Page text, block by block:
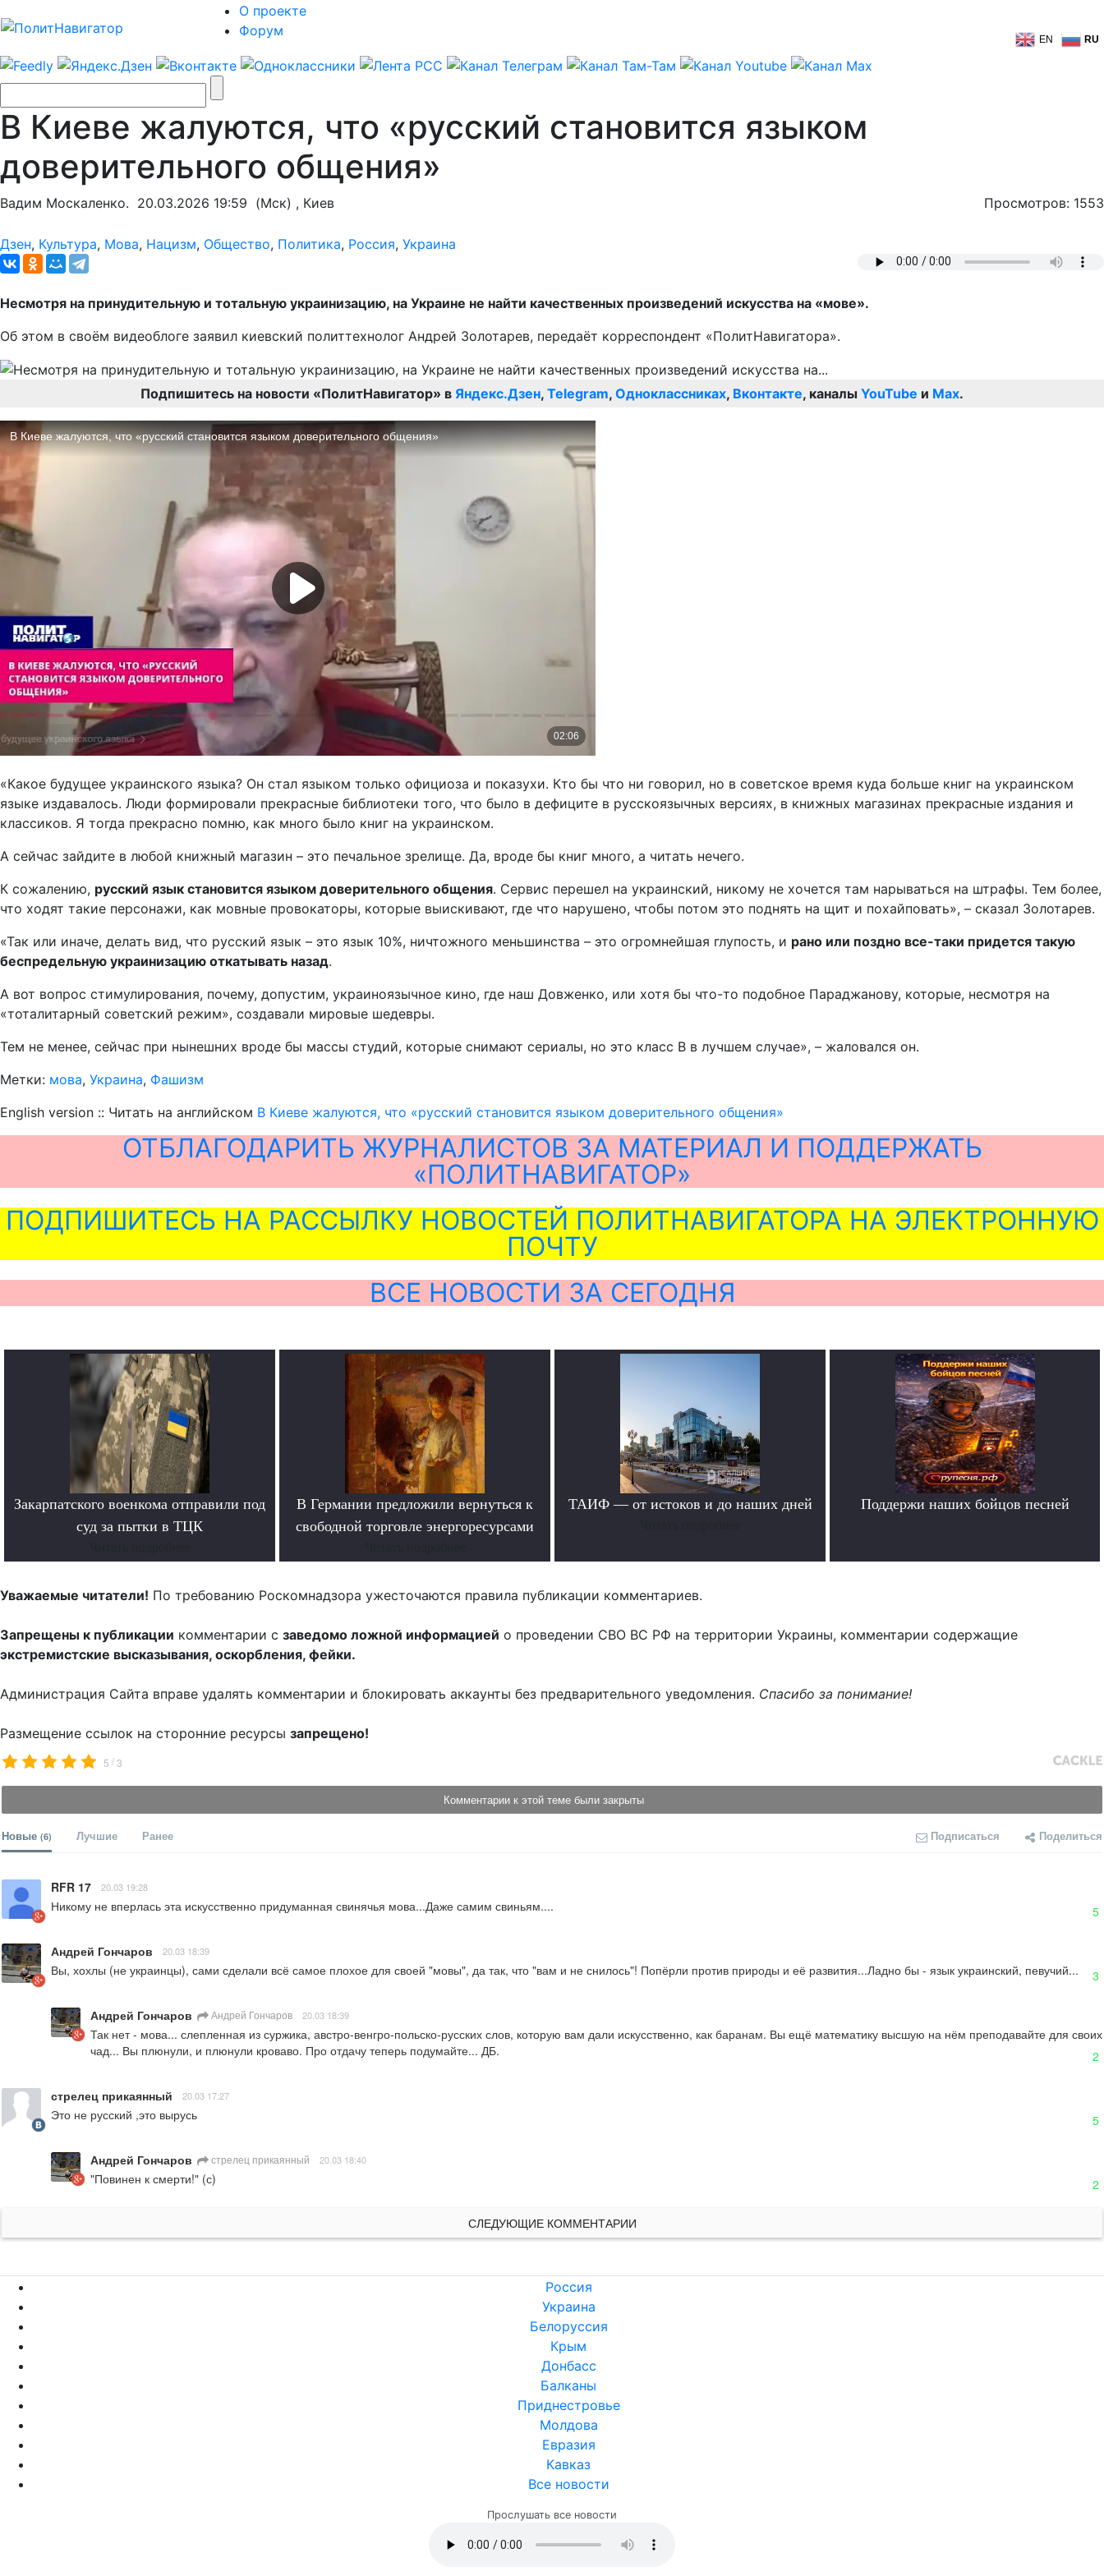
О проекте
Форум
EN RU
В Киеве жалуются, что «русский становится языком
доверительного общения»
Вадим Москаленко. 20.03.2026 19:59 (Мск) , Киев Просмотров: 1553
Дзен, Культура, Мова, Нацизм, Общество, Политика, Россия, Украина
Несмотря на принудительную и тотальную украинизацию, на Украине не найти качественных произведений искусства на «мове».
Об этом в своём видеоблоге заявил киевский политтехнолог Андрей Золотарев, передаёт корреспондент «ПолитНавигатора».
Подпишитесь на новости «ПолитНавигатор» в Яндекс.Дзен, Telegram, Одноклассниках, Вконтакте, каналы YouTube и Max.
«Какое будущее украинского языка? Он стал языком только официоза и показухи. Кто бы что ни говорил, но в советское время куда больше книг на украинском
языке издавалось. Люди формировали прекрасные библиотеки того, что было в дефиците в русскоязычных версиях, в книжных магазинах прекрасные издания и
классиков. Я тогда прекрасно помню, как много было книг на украинском.
А сейчас зайдите в любой книжный магазин – это печальное зрелище. Да, вроде бы книг много, а читать нечего.
К сожалению, русский язык становится языком доверительного общения. Сервис перешел на украинский, никому не хочется там нарываться на штрафы. Тем более,
что ходят такие персонажи, как мовные провокаторы, которые выискивают, где что нарушено, чтобы потом это поднять на щит и похайповать», – сказал Золотарев.
«Так или иначе, делать вид, что русский язык – это язык 10%, ничтожного меньшинства – это огромнейшая глупость, и рано или поздно все-таки придется такую
беспредельную украинизацию откатывать назад.
А вот вопрос стимулирования, почему, допустим, украиноязычное кино, где наш Довженко, или хотя бы что-то подобное Параджанову, которые, несмотря на
«тоталитарный советский режим», создавали мировые шедевры.
Тем не менее, сейчас при нынешних вроде бы массы студий, которые снимают сериалы, но это класс B в лучшем случае», – жаловался он.
Метки: мова, Украина, Фашизм
English version :: Читать на английском В Киеве жалуются, что «русский становится языком доверительного общения»
ОТБЛАГОДАРИТЬ ЖУРНАЛИСТОВ ЗА МАТЕРИАЛ И ПОДДЕРЖАТЬ
«ПОЛИТНАВИГАТОР»
ПОДПИШИТЕСЬ НА РАССЫЛКУ НОВОСТЕЙ ПОЛИТНАВИГАТОРА НА ЭЛЕКТРОННУЮ
ПОЧТУ
ВСЕ НОВОСТИ ЗА СЕГОДНЯ
Закарпатского военкома отправили под
суд за пытки в ТЦК
В Германии предложили вернуться к
свободной торговле энергоресурсами
ТАИФ — от истоков и до наших дней Поддержи наших бойцов песней
Уважаемые читатели! По требованию Роскомнадзора ужесточаются правила публикации комментариев.
Запрещены к публикации комментарии с заведомо ложной информацией о проведении СВО ВС РФ на территории Украины, комментарии содержащие
экстремистские высказывания, оскорбления, фейки.
Администрация Сайта вправе удалять комментарии и блокировать аккаунты без предварительного уведомления. Спасибо за понимание!
Размещение ссылок на сторонние ресурсы запрещено!
5 /3
Комментарии к этой теме были закрыты
Новые (6) Лучшие Ранее Подписаться Поделиться
RFR 17 20.03 19:28
Никому не вперлась эта искусственно придуманная свинячья мова...Даже самим свиньям.... 5
Андрей Гончаров 20.03 18:39
Вы, хохлы (не украинцы), сами сделали всё самое плохое для своей "мовы", да так, что "вам и не снилось"! Попёрли против природы и её развития...Ладно бы - язык украинский, певучий... 3
Андрей Гончаров Андрей Гончаров 20.03 18:39
Так нет - мова... слепленная из суржика, австро-венгро-польско-русских слов, которую вам дали искусственно, как баранам. Вы ещё математику высшую на нём преподавайте для своих
чад... Вы плюнули, и плюнули кроваво. Про отдачу теперь подумайте... ДБ.
2
стрелец прикаянный 20.03 17:27
Это не русский ,это вырусь 5
Андрей Гончаров стрелец прикаянный 20.03 18:40
"Повинен к смерти!" (с) 2
СЛЕДУЮЩИЕ КОММЕНТАРИИ
Россия
Украина
Белоруссия
Крым
Донбасс
Балканы
Приднестровье
Молдова
Евразия
Кавказ
Все новости
Прослушать все новости